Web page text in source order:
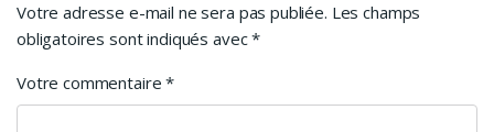
Votre adresse e-mail ne sera pas publiée. Les champs
obligatoires sont indiqués avec*
Votre commentaire*